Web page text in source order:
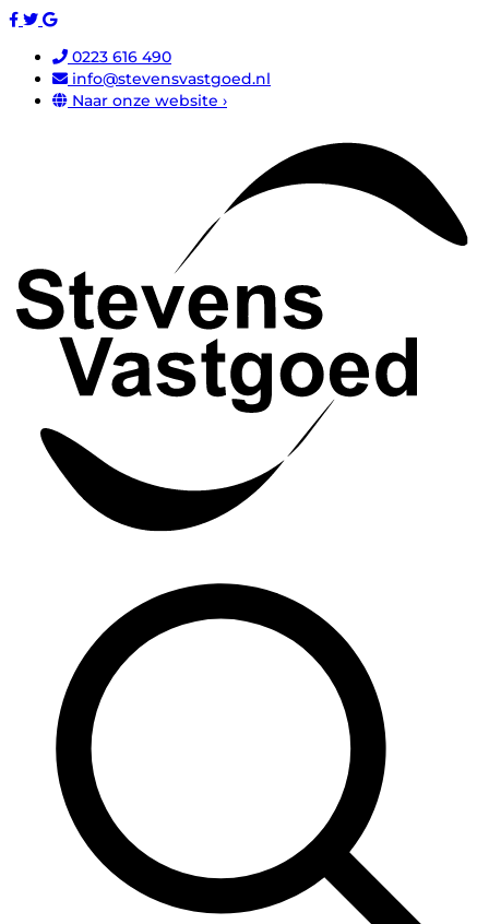
0223 616 490
info@stevensvastgoed.nl
Naar onze website ›